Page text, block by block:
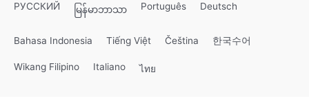
РУССКИЙ မြန်မာဘာသာ Português Deutsch
Bahasa Indonesia Tiếng Việt Čeština 한국수어
Wikang Filipino Italiano ไทย